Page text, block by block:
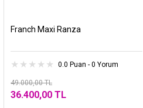
Franch Maxi Ranza
0.0 Puan - 0 Yorum
49.000,00 TL
36.400,00 TL